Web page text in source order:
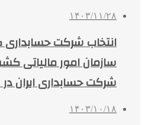
۱۴۰۳/۱۱/۲۸
انتخاب شرکت
سازمان امور مالیاتی
شرکت حسابداری ایران
۱۴۰۳/۱۰/۱۸